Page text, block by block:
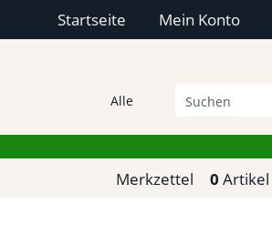
Mein Konto
Startseite
Merkzettel 0 Artikel